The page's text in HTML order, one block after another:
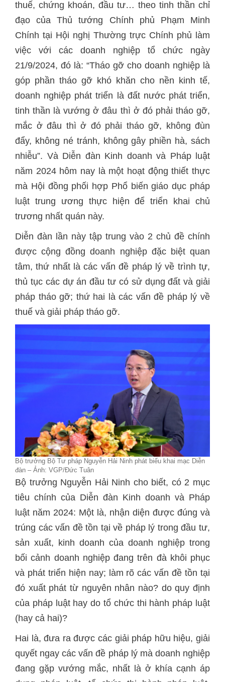
thuế, chứng khoán, đầu tư… theo tinh thần chỉ
đạo của Thủ tướng Chính phủ Phạm Minh
Chính tại Hội nghị Thường trực Chính phủ làm
việc với các doanh nghiệp tổ chức ngày
21/9/2024, đó là: “Tháo gỡ cho doanh nghiệp là
góp phần tháo gỡ khó khăn cho nền kinh tế,
doanh nghiệp phát triển là đất nước phát triển,
tinh thần là vướng ở đâu thì ở đó phải tháo gỡ,
mắc ở đâu thì ở đó phải tháo gỡ, không đùn
đẩy, không né tránh, không gây phiền hà, sách
nhiễu”. Và Diễn đàn Kinh doanh và Pháp luật
năm 2024 hôm nay là một hoạt động thiết thực
mà Hội đồng phối hợp Phổ biến giáo dục pháp
luật trung ương thực hiện để triển khai chủ
trương nhất quán này.
Diễn đàn lần này tập trung vào 2 chủ đề chính
được cộng đồng doanh nghiệp đặc biệt quan
tâm, thứ nhất là các vấn đề pháp lý về trình tự,
thủ tục các dự án đầu tư có sử dụng đất và giải
pháp tháo gỡ; thứ hai là các vấn đề pháp lý về
thuế và giải pháp tháo gỡ.
Bộ trưởng Bộ Tư pháp Nguyễn Hải Ninh phát biểu khai mạc Diễn
đàn – Ảnh: VGP/Đức Tuân
Bộ trưởng Nguyễn Hải Ninh cho biết, có 2 mục
tiêu chính của Diễn đàn Kinh doanh và Pháp
luật năm 2024: Một là, nhận diện được đúng và
trúng các vấn đề tồn tại về pháp lý trong đầu tư,
sản xuất, kinh doanh của doanh nghiệp trong
bối cảnh doanh nghiệp đang trên đà khôi phục
và phát triển hiện nay; làm rõ các vấn đề tồn tại
đó xuất phát từ nguyên nhân nào? do quy định
của pháp luật hay do tổ chức thi hành pháp luật
(hay cả hai)?
Hai là, đưa ra được các giải pháp hữu hiệu, giải
quyết ngay các vấn đề pháp lý mà doanh nghiệp
đang gặp vướng mắc, nhất là ở khía cạnh áp